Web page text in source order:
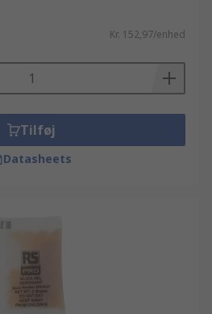
Kr. 152,97/enhed
Tilføj
Datasheets